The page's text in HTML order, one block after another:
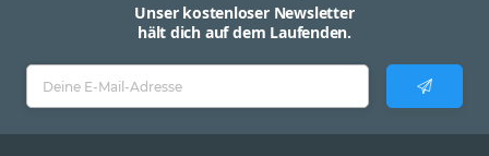
Unser kostenloser Newsletter
hält dich auf dem Laufenden.